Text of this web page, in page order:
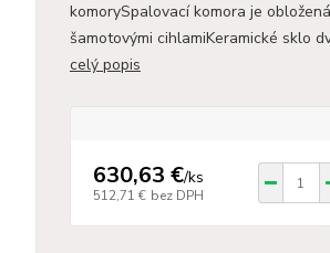
komorySpalovací komora je
šamotovými cihlamiKeramické sklo
celý popis
630,63 €/ks
512,71 € bez DPH